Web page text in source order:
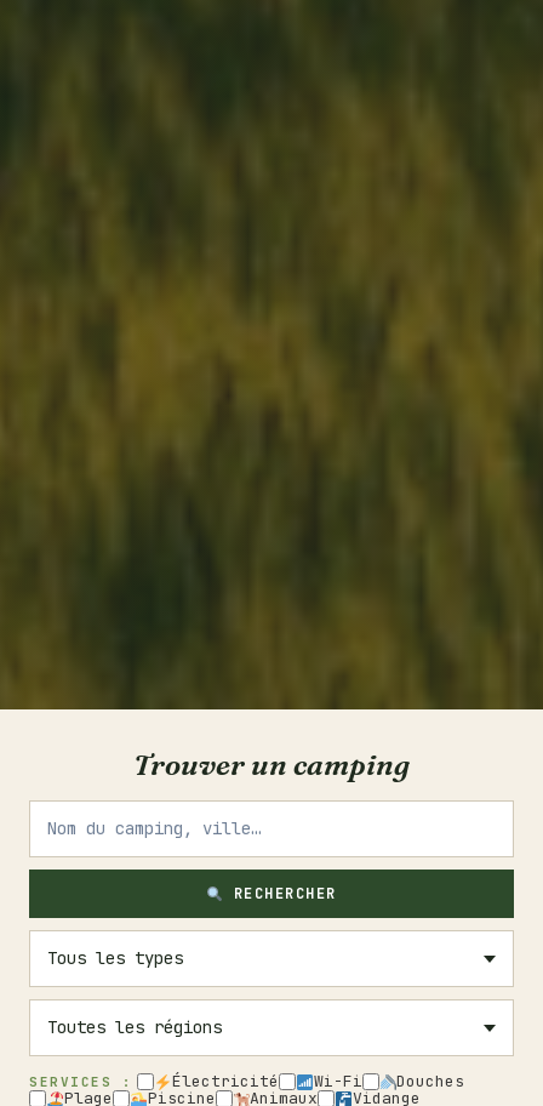
Trouver un camping
RECHERCHER
SERVICES : Électricité Wi-Fi
Douches
Plage
Piscine Animaux Vidange